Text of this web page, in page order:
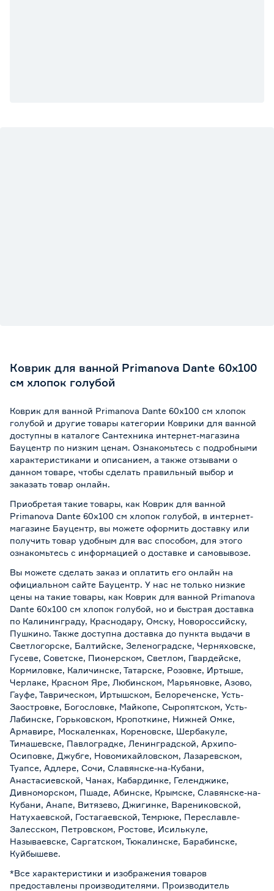
Коврик для ванной Primanova Dante 60х100
см хлопок голубой
Коврик для ванной Primanova Dante 60х100 см хлопок
голубой и другие товары категории Коврики для ванной
доступны в каталоге Сантехника интернет-магазина
Бауцентр по низким ценам. Ознакомьтесь с подробными
характеристиками и описанием, а также отзывами о
данном товаре, чтобы сделать правильный выбор и
заказать товар онлайн.
Приобретая такие товары, как Коврик для ванной
Primanova Dante 60х100 см хлопок голубой, в интернет-
магазине Бауцентр, вы можете оформить доставку или
получить товар удобным для вас способом, для этого
ознакомьтесь с информацией о доставке и самовывозе.
Вы можете сделать заказ и оплатить его онлайн на
официальном сайте Бауцентр. У нас не только низкие
цены на такие товары, как Коврик для ванной Primanova
Dante 60х100 см хлопок голубой, но и быстрая доставка
по Калининграду, Краснодару, Омску, Новороссийску,
Пушкино. Также доступна доставка до пункта выдачи в
Светлогорске, Балтийске, Зеленоградске, Черняховске,
Гусеве, Советске, Пионерском, Светлом, Гвардейске,
Кормиловке, Каличинске, Татарске, Розовке, Иртыше,
Черлаке, Красном Яре, Любинском, Марьяновке, Азово,
Гауфе, Таврическом, Иртышском, Белореченске, Усть-
Заостровке, Богословке, Майкопе, Сыропятском, Усть-
Лабинске, Горьковском, Кропоткине, Нижней Омке,
Армавире, Москаленках, Кореновске, Шербакуле,
Тимашевске, Павлоградке, Ленинградской, Архипо-
Осиповке, Джубге, Новомихайловском, Лазаревском,
Туапсе, Адлере, Сочи, Славянске-на-Кубани,
Анастасиевской, Чанах, Кабардинке, Геленджике,
Дивноморском, Пшаде, Абинске, Крымске, Славянске-на-
Кубани, Анапе, Витязево, Джигинке, Варениковской,
Натухаевской, Гостагаевской, Темрюке, Переславле-
Залесском, Петровском, Ростове, Исилькуле,
Называевске, Саргатском, Тюкалинске, Барабинске,
Куйбышеве.
*Все характеристики и изображения товаров
предоставлены производителями. Производитель